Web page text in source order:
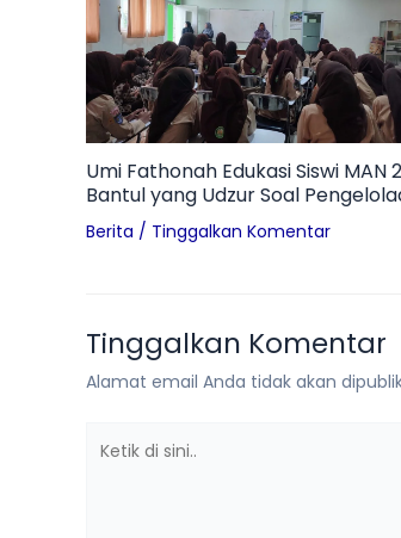
Umi Fathonah Edukasi Siswi MAN 2
Bantul yang Udzur Soal
Sampah Pembalut di Ruang
Otomotif
Berita / Tinggalkan Komentar
Tinggalkan Komentar
Alamat email Anda tidak akan